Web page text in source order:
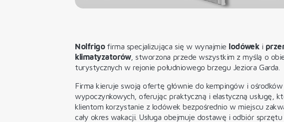
Nolfrigo firma specjalizująca się w wynajmie lodóweki
klimatyzatorów, stworzona przede wszystkim z myślą o
turystycznych w rejonie południowego brzegu Jeziora Garda.
Firma kieruje swoją ofertę głównie do kempingów i ośrodków
wypoczynkowych, oferując praktyczną i elastyczną usługę,
klientom korzystanie z lodówek bezpośrednio w miejscu
cały okres wakacji. Usługa obejmuje dostawę i odbiór